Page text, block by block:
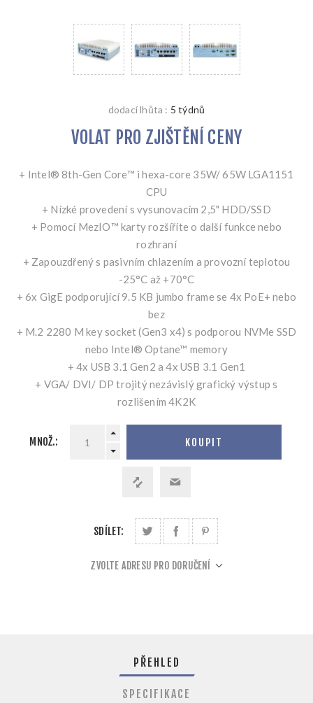
dodací lhůta : 5 týdnů
VOLAT PRO ZJIŠTĚNÍ CENY
+ Intel® 8th-Gen Core™ i hexa-core 35W/ 65W LGA1151
CPU
+ Nízké provedení s vysunovacím 2,5" HDD/SSD
+ Pomocí MezIO™ karty rozšíříte o další funkce nebo
rozhraní
+ Zapouzdřený s pasivním chlazením a provozní teplotou
-25°C až +70°C
+ 6x GigE podporující 9.5 KB jumbo frame se 4x PoE+ nebo
bez
+ M.2 2280 M key socket (Gen3 x4) s podporou NVMe SSD
nebo Intel® Optane™ memory
+ 4x USB 3.1 Gen2 a 4x USB 3.1 Gen1
+ VGA/ DVI/ DP trojitý nezávislý grafický výstup s
rozlišením 4K2K
MNOŽ.: KOUPIT
SDÍLET:
ZVOLTE ADRESU PRO DORUČENÍ
PŘEHLED
SPECIFIKACE